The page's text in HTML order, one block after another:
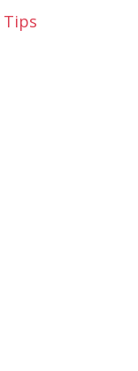
Tips